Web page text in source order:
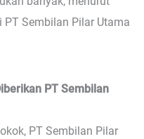
Sembilan Pilar Utama
PT Sembilan
PT Sembilan Pilar